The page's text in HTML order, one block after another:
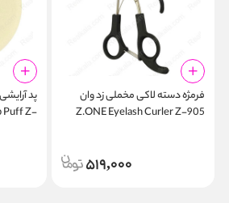
فرمژه دسته لاکی مخملی زد وان
Z.ONE Eyelash Curler Z-905
519,000
پد
Puff Z-